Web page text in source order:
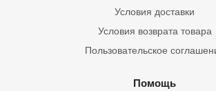
Условия доставки
Условия возврата товара
Пользовательское
Помощь